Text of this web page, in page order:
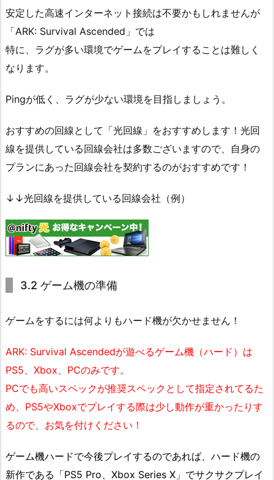
安定した高速インターネット接続は不要かもしれませんが
「ARK: Survival Ascended」では
特に、ラグが多い環境でゲームをプレイすることは難しく
なります。
Pingが低く、ラグが少ない環境を目指しましょう。
おすすめの回線として「光回線」をおすすめします！光回
線を提供している回線会社は多数ございますので、自身の
プランにあった回線会社を契約するのがおすすめです！
↓↓光回線を提供している回線会社（例）
3.2 ゲーム機の準備
ゲームをするには何よりもハード機が欠かせません！
ARK: Survival Ascendedが遊べるゲーム機（ハード）は
PS5、Xbox、PCのみです。
PCでも高いスペックが推奨スペックとして指定されてるた
め、PS5やXboxでプレイする際は少し動作が重かったりす
るので、お気を付けください！
ゲーム機ハードで今後プレイするのであれば、ハード機の
新作である「PS5 Pro、Xbox Series X​」でサクサクプレイ